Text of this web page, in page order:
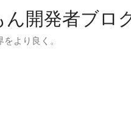
ん開発者ブロ
より良く。